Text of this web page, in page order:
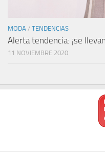
MODA / TENDENCIAS
Alerta tendencia: ¡se
11 NOVIEMBRE 2020